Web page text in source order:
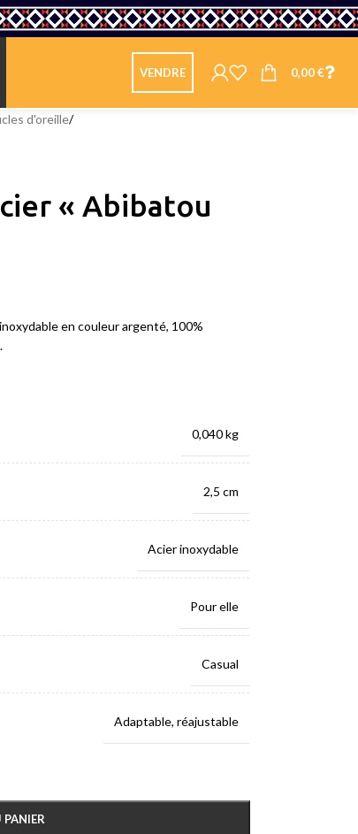
VENDRE 0,00€
d'oreille/
« Abibatou
en couleur argenté, 100%
0,040 kg
2,5 cm
Acier inoxydable
Pour elle
Casual
Adaptable, réajustable